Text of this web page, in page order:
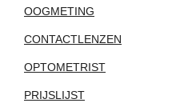
OOGMETING
CONTACTLENZEN
OPTOMETRIST
PRIJSLIJST